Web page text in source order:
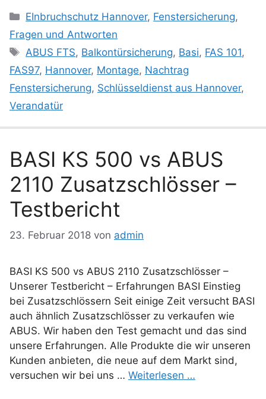
Kategorien
EInbruchschutz Hannover, Fenstersicherung,
Fragen und Antworten
Schlagwörter
ABUS FTS, Balkontürsicherung, Basi, FAS 101,
FAS97, Hannover, Montage, Nachtrag
Fenstersicherung, Schlüsseldienst aus Hannover,
Verandatür
BASI KS 500 vs ABUS
2110 Zusatzschlösser –
Testbericht
23. Februar 2018 von admin
BASI KS 500 vs ABUS 2110 Zusatzschlösser –
Unserer Testbericht – Erfahrungen BASI Einstieg
bei Zusatzschlössern Seit einige Zeit versucht BASI
auch ähnlich Zusatzschlösser zu verkaufen wie
ABUS. Wir haben den Test gemacht und das sind
unsere Erfahrungen. Alle Produkte die wir unseren
Kunden anbieten, die neue auf dem Markt sind,
versuchen wir bei uns … Weiterlesen …